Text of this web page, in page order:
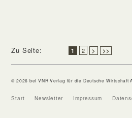
Zu Seite: 1 2 > >>
© 2026 bei VNR Verlag für die Deutsche Wirtschaft
Start Newsletter Impressum